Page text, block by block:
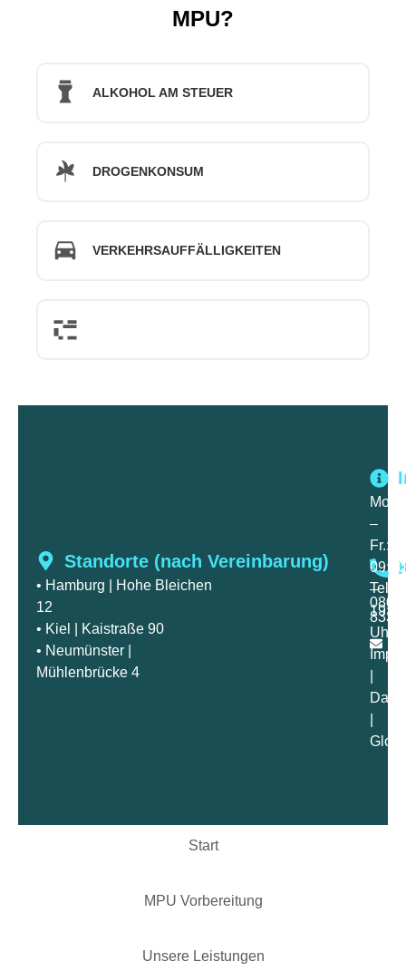
MPU?
ALKOHOL AM STEUER
DROGENKONSUM
VERKEHRSAUFFÄLLIGKEITEN
Standorte (nach Vereinbarung)
• Hamburg | Hohe Bleichen
12
• Kiel
| Kaistraße 90
• Neumünster
Mühlenbrücke 4
0800
Mo.
–
Fr.:
09:00
–
19:00
Uhr
Start
MPU Vorbereitung
Unsere Leistungen